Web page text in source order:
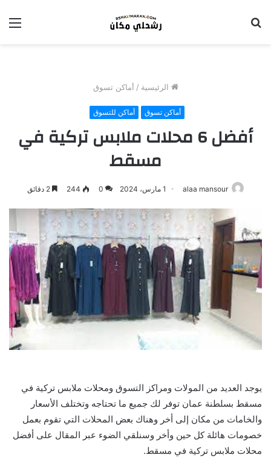
الرئيسية / أماكن تسوق
أماكن تسوق أماكن للتسوق
أفضل 6 محلات ملابس تركية في
مسقط
alaa mansour 1 مارس، 2024 0
244
يوجد العديد من المولات ومراكز التسوق ومحلات ملابس تركية في
مسقط بسلطنة عمان توفر لك جميع ما تحتاجه وتختلف الأسعار
والخامات من مكان إلى أخر وهناك بعض المحلات التي تقوم بعمل
خصومات هائلة كل حين وأخر وسنلقي الضوء عبر المقال على أفضل
محلات ملابس تركية في مسقط.